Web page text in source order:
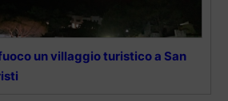
un villaggio turistico a San